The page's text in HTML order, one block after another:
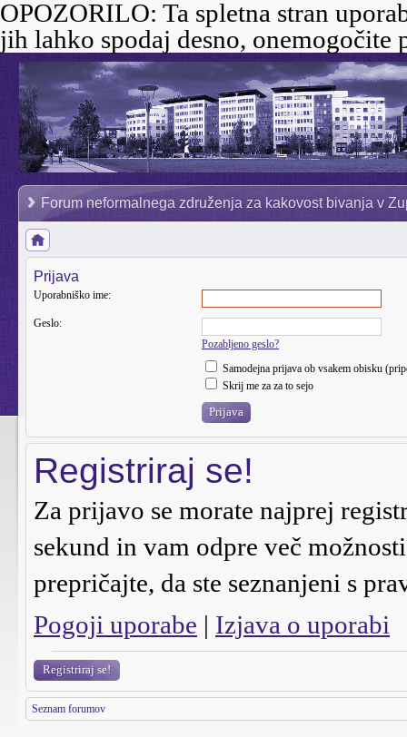
OPOZORILO: Ta spletna stran
jih lahko spodaj desno, onemogočite
Forum neformalnega združenja za kakovost bivanja v
Prijava
Uporabniško ime:
Geslo:
Pozabljeno geslo?
Samodejna prijava ob vsakem obisku
Skrij me za za to sejo
Registriraj se!
Za prijavo se morate najprej
sekund in vam odpre več
prepričajte, da ste seznanjeni s
Pogoji uporabe | Izjava o uporabi
Registriraj se!
Seznam forumov